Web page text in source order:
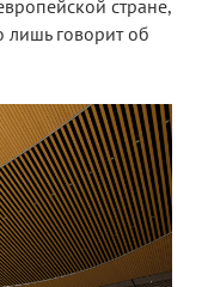
стране,
лишь говорит об